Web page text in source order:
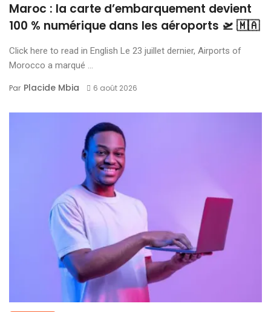
Maroc : la carte d’embarquement devient
100 % numérique dans les aéroports 🛫 🇲🇦
Click here to read in English Le 23 juillet dernier, Airports of
Morocco a marqué ...
Par Placide Mbia 6 août 2026